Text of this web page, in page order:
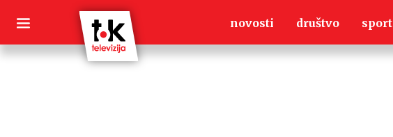
content
novosti društvo sport